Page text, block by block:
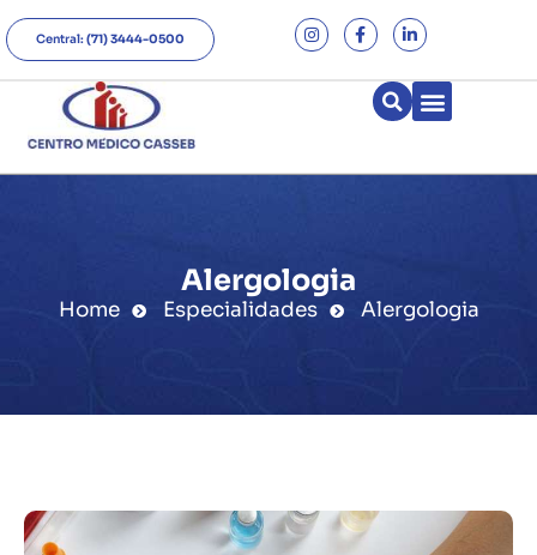
Central:(71) 3444-0500
Alergologia
Home Especialidades Alergologia